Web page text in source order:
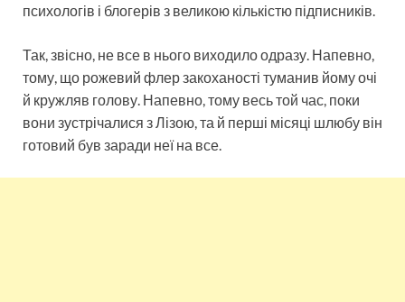
психологів і блогерів з великою кількістю підписників.
Так, звісно, не все в нього виходило одразу. Напевно,
тому, що рожевий флер закоханості туманив йому очі
й кружляв голову. Напевно, тому весь той час, поки
вони зустрічалися з Лізою, та й перші місяці шлюбу він
готовий був заради неї на все.